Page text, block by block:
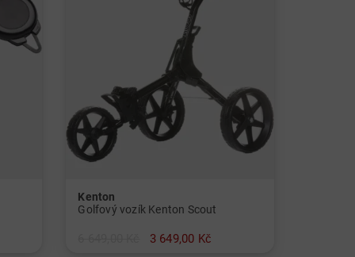
Kenton
Golfový vozík Kenton Scout
3 649,00 Kč